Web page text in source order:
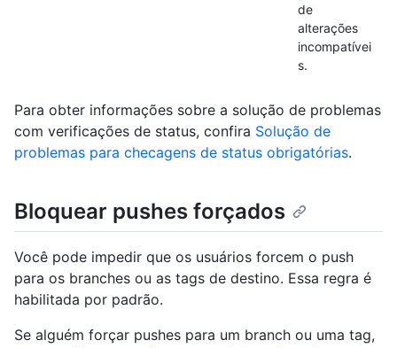
de
alterações
incompatívei
s.
Para obter informações sobre a solução de problemas
com verificações de status, confira Solução de
problemas para checagens de status obrigatórias.
Bloquear pushes forçados
Você pode impedir que os usuários forcem o push
para os branches ou as tags de destino. Essa regra é
habilitada por padrão.
Se alguém forçar pushes para um branch ou uma tag,